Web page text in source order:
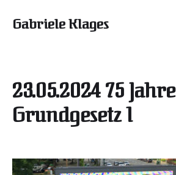
Gabriele Klages
23.05.2024 75 Jahre
Grundgesetz 1